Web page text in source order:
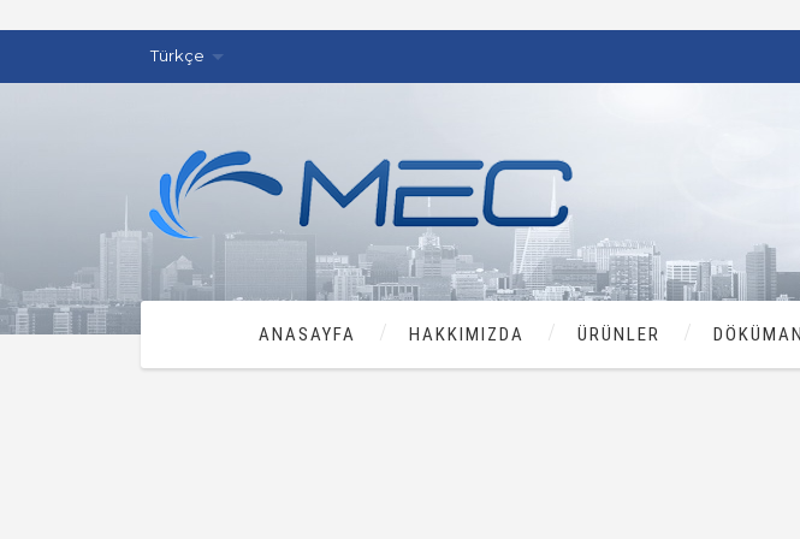
Türkçe
ANASAYFA HAKKIMIZDA ÜRÜNLER